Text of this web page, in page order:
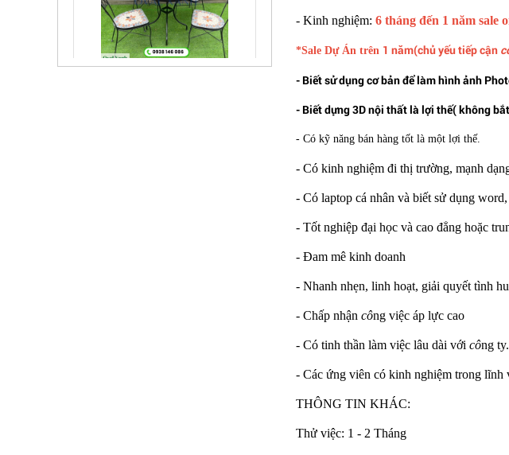
Bàn Ghế 134
- Kinh nghiệm: 6 tháng đến 1 năm sale
*Sale Dự Án trên 1 năm(chủ yếu tiếp cận
- Biết sử dụng cơ bản để làm hình ảnh
- Biết dựng 3D nội thất là lợi thế( không
- Có kỹ năng bán hàng tốt là một lợi thế.
- Có kinh nghiệm đi thị trường, mạnh
- Có laptop cá nhân và biết sử dụng
- Tốt nghiệp đại học và cao đẳng hoặc
- Đam mê kinh doanh
- Nhanh nhẹn, linh hoạt, giải quyết tình
- Chấp nhận công việc áp lực cao
- Có tinh thần làm việc lâu dài với công ty.
- Các ứng viên có kinh nghiệm trong lĩnh
THÔNG TIN KHÁC:
Thử việc: 1 - 2 Tháng